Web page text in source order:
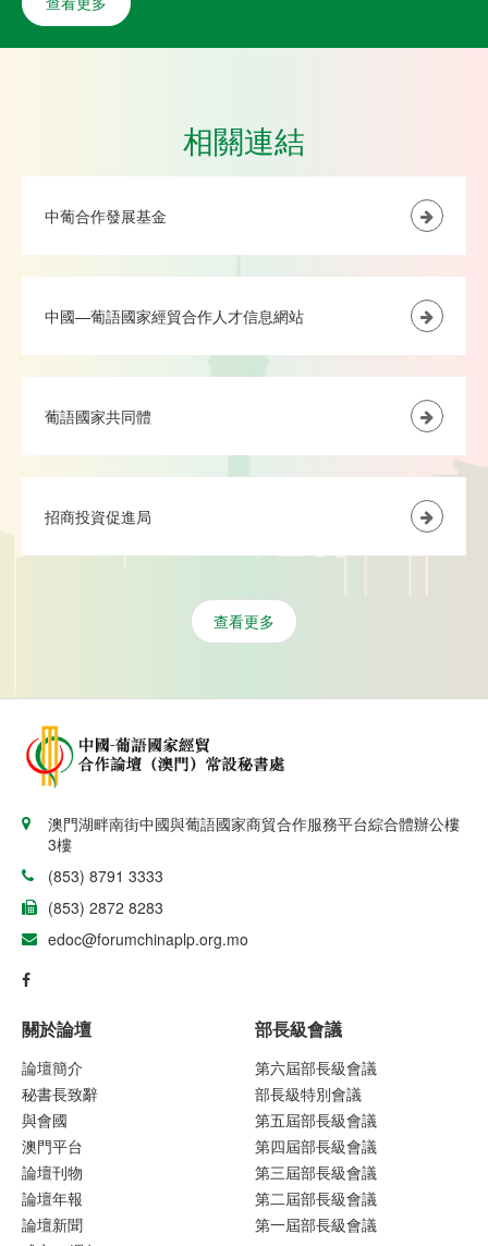
相關連結
中葡合作發展基金
中國—葡語國家經貿合作人才信息網站
葡語國家共同體
招商投資促進局
查看更多
澳門湖畔南街中國與葡語國家商貿合作服務平台綜合體辦公樓
3樓
(853) 8791 3333
(853) 2872 8283
edoc@forumchinaplp.org.mo
關於論壇
論壇簡介
秘書長致辭
與會國
澳門平台
論壇刊物
論壇年報
論壇新聞
部長級會議
第六屆部長級會議
部長級特別會議
第五屆部長級會議
第四屆部長級會議
第三屆部長級會議
第二屆部長級會議
第一屆部長級會議